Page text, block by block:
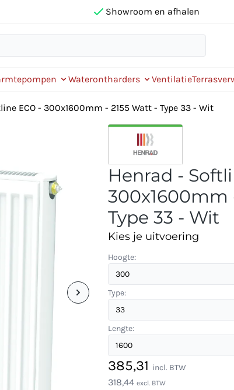
Showroom en afhalen
Waterontharders Ventilatie
ECO - 300x1600mm - 2155 Watt - Type 33 - Wit
Henrad -
300x1600mm
Type 33 - Wit
Kies je uitvoering
Hoogte:
Type:
Lengte:
385,31 incl. BTW
318,44 excl. BTW